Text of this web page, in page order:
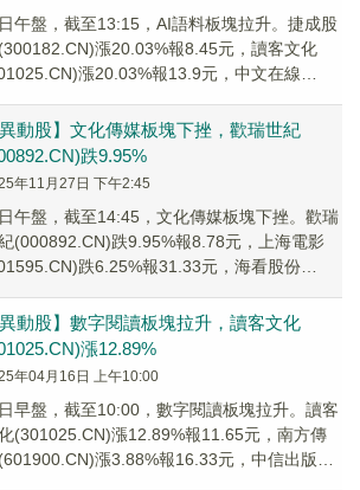
午盤，截至13:15，AI語料板塊拉升。捷成股
漲20.03%報8.45元，讀客文化
漲20.03%報13.9元，中文在線
異動股】文化傳媒板塊下挫，歡瑞世紀
跌9.95%
年11月27日 下午2:45
午盤，截至14:45，文化傳媒板塊下挫。歡瑞
(000892.CN)跌9.95%報8.78元，上海電影
跌6.25%報31.33元，海看股份
異動股】數字閱讀板塊拉升，讀客文化
漲12.89%
年04月16日 上午10:00
早盤，截至10:00，數字閱讀板塊拉升。讀客
(301025.CN)漲12.89%報11.65元，南方傳
漲3.88%報16.33元，中信出版